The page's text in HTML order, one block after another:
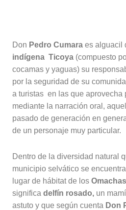
Don Pedro Cumara es alguacil
indígena Ticoya (compuesto
cocamas y yaguas) su
por la seguridad de su
a turistas en las que aprovecha
mediante la narración oral,
pasado de generación en
de un personaje muy particular.
Dentro de la diversidad natural
municipio selvático se
lugar de hábitat de los
significa delfín rosado, un
astuto y que según cuenta Don